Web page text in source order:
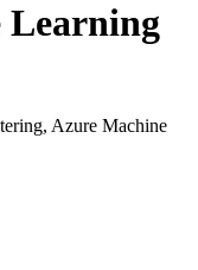
Learning
Azure Machine